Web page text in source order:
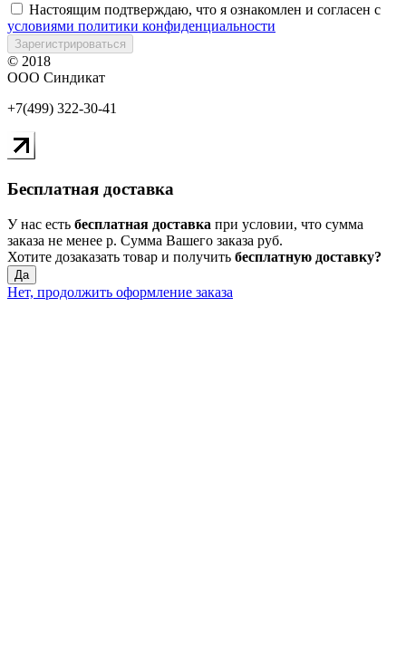
Настоящим подтверждаю, что я ознакомлен и согласен с
условиями политики конфиденциальности
Зарегистрироваться
© 2018
ООО Синдикат
+7(499) 322-30-41
Бесплатная доставка
У нас есть бесплатная доставка при условии, что сумма
заказа не менее р. Сумма Вашего заказа руб.
Хотите дозаказать товар и получить бесплатную доставку?
Да
Нет, продолжить оформление заказа